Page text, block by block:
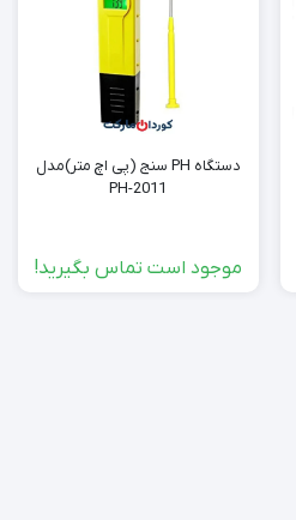
دستگاه PH سنج (پی اچ متر)مدل
PH-2011
موجود است تماس بگیرید!